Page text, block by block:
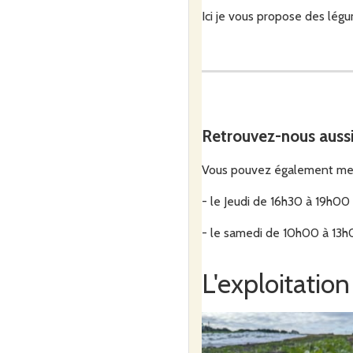
Ici je vous propose des
Le mot d'ordre est
Mes productions sont
et des zones non
métier.
Retrouvez-nous aussi
Vous pouvez également
- le Jeudi de 16h30 à 19h00
- le samedi de 10h00 à
L'exploitation